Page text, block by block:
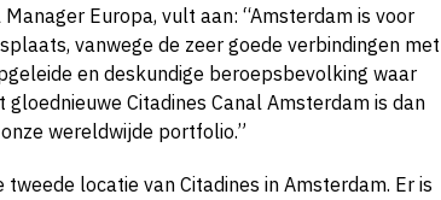
Europa, vult aan: “Amsterdam is voor
vanwege de zeer goede verbindingen met
en deskundige beroepsbevolking waar
Citadines Canal Amsterdam is dan
wereldwijde portfolio.”
locatie van Citadines in Amsterdam. Er is